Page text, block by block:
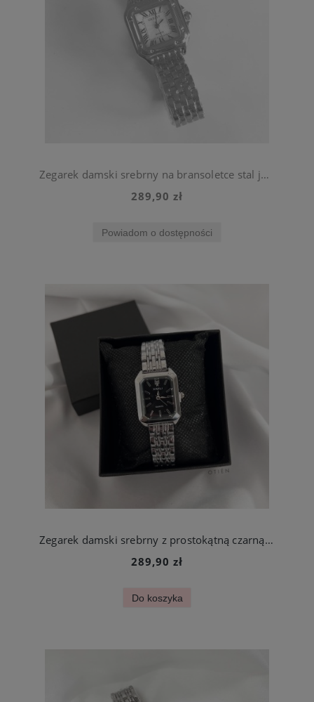
Zegarek damski srebrny na bransoletce stal jubilerska
289,90 zł
Powiadom o dostępności
Zegarek damski srebrny z prostokątną czarną kopertą stal chirurgiczna
289,90 zł
Do koszyka